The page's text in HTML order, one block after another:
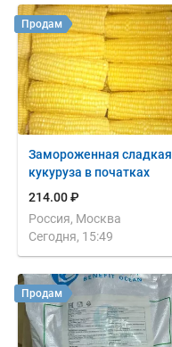
Замороженная сладкая
кукуруза в початках
214.00 ₽
Россия, Москва
Сегодня, 15:49
Продам
Продам